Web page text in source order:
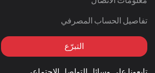
تفاصيل الحساب المصرفي
التبرّع